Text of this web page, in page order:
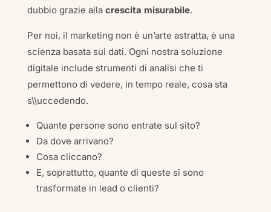
dubbio grazie alla crescita misurabile.
Per noi, il marketing non è un’arte astratta, è una
scienza basata sui dati. Ogni nostra soluzione
digitale include strumenti di analisi che ti
permettono di vedere, in tempo reale, cosa sta
s\\uccedendo.
Quante persone sono entrate sul sito?
Da dove arrivano?
Cosa cliccano?
E, soprattutto, quante di queste si sono
trasformate in lead o clienti?